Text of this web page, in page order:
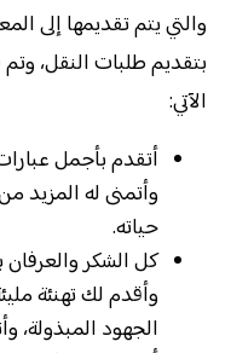
والتي يتم تقديمها إلى
بتقديم طلبات النقل،
الآتي:
أتقدم بأجمل
وأتمنى له المزيد
حياته.
كل الشكر والعرفان
وأقدم لك تهنئة
الجهود المبذولة،